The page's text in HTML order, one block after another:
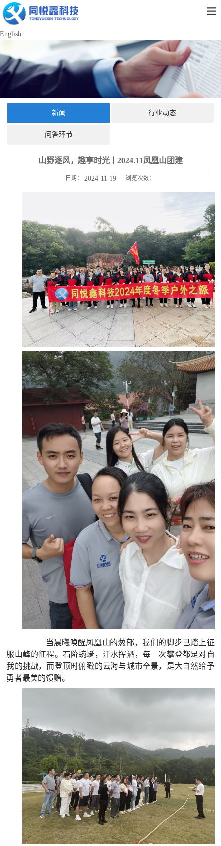
English
新闻 行业动态
问答环节
​山野逐风，趣享时光丨2024.11凤凰山团建
日期： 2024-11-19 浏览次数：
当晨曦唤醒凤凰山的葱郁，我们的脚步已踏上征
服山峰的征程。石阶蜿蜒，汗水挥洒，每一次攀登都是对自
我的挑战，而登顶时俯瞰的云海与城市全景，是大自然给予
勇者最美的馈赠。